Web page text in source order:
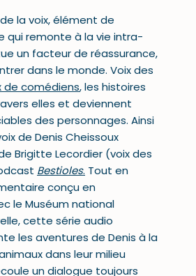
la voix, élément de
qui remonte à la vie intra-
un facteur de réassurance,
dans le monde. Voix des
de comédiens, les histoires
elles et deviennent
des personnages. Ainsi
de Denis Cheissoux
Brigitte Lecordier (voix des
Bestioles. Tout en
conçu en
le Muséum national
cette série audio
les aventures de Denis à la
dans leur milieu
un dialogue toujours